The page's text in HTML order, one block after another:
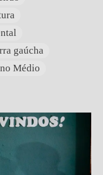
gaúcha
Médio